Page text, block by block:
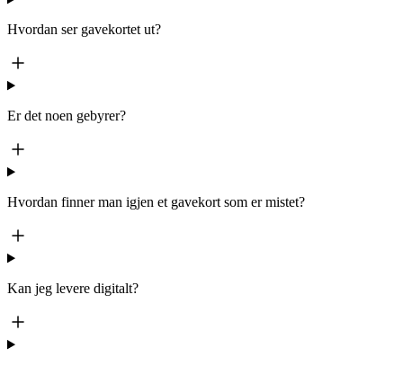
Hvordan ser gavekortet ut?
Er det noen gebyrer?
Hvordan finner man igjen et gavekort som er mistet?
Kan jeg levere digitalt?